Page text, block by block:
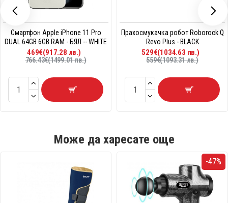
Смартфон Apple iPhone 11 Pro
DUAL 64GB 6GB RAM - БЯЛ -- WHITE
469€(917.28 лв.)
766.43€(1499.01 лв.)
Прахосмукачка робот Roborock Q
Revo Plus - BLACK
529€(1034.63 лв.)
559€(1093.31 лв.)
Може да харесате още
-47%